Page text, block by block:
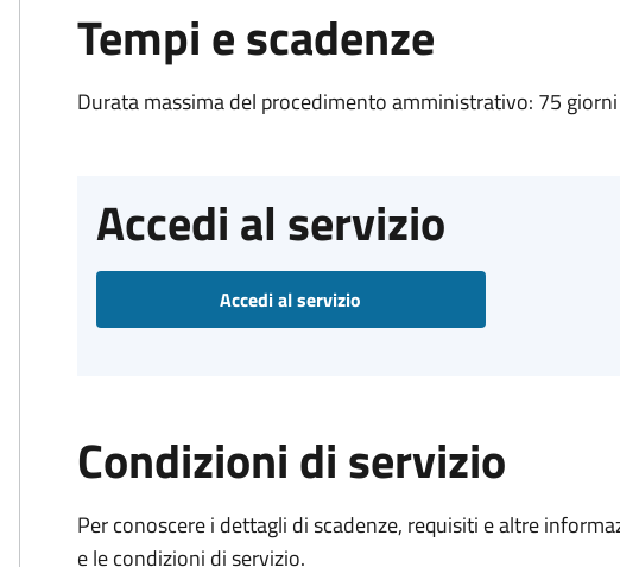
Tempi e scadenze
Durata massima del procedimento amministrativo: 75 giorni
Accedi al servizio
Accedi al servizio
Condizioni di servizio
Per conoscere i dettagli di scadenze, requisiti e altre
e le condizioni di servizio.